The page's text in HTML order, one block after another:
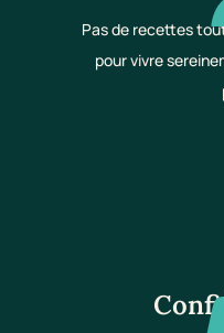
Pas de recettes
pour vivre